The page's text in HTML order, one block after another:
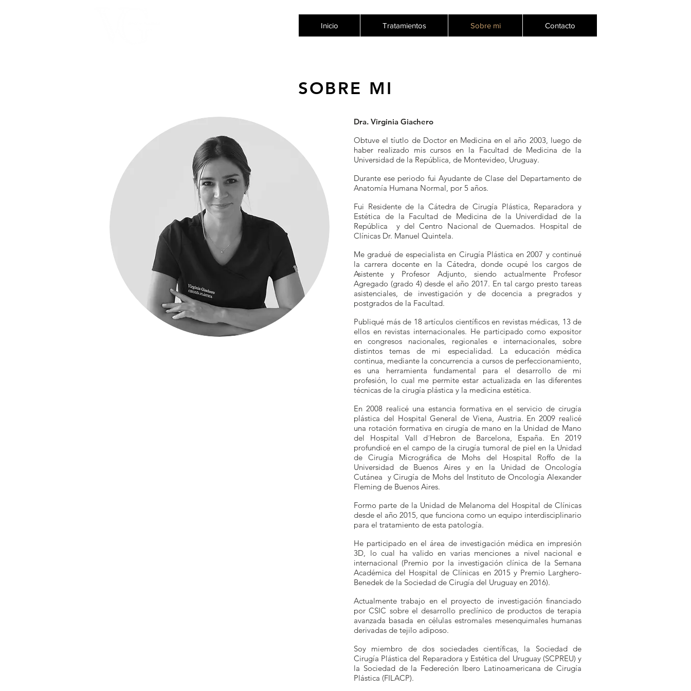
Inicio Tratamientos Sobre mi Contacto
SOBRE MI
Dra. Virginia Giachero
Obtuve el tíutlo de Doctor en Medicina en el año 2003, luego de
haber realizado mis cursos en la Facultad de Medicina de la
Universidad de la República, de Montevideo, Uruguay.
Durante ese periodo fui Ayudante de Clase del Departamento de
Anatomía Humana Normal, por 5 años.
Fui Residente de la Cátedra de Cirugía Plástica, Reparadora y
Estética de la Facultad de Medicina de la Univerdidad de la
República y del Centro Nacional de Quemados. Hospital de
Clínicas Dr. Manuel Quintela.
Me gradué de especialista en Cirugía Plástica en 2007 y continué
la carrera docente en la Cátedra, donde ocupé los cargos de
Asistente y Profesor Adjunto, siendo actualmente Profesor
Agregado (grado 4) desde el año 2017. En tal cargo presto tareas
asistenciales, de investigación y de docencia a pregrados y
postgrados de la Facultad.
Publiqué más de 18 artículos científicos en revistas médicas, 13 de
ellos en revistas internacionales. He participado como expositor
en congresos nacionales, regionales e internacionales, sobre
distintos temas de mi especialidad. La educación médica
continua, mediante la concurrencia a cursos de perfeccionamiento,
es una herramienta fundamental para el desarrollo de mi
profesión, lo cual me permite estar actualizada en las diferentes
técnicas de la cirugía plástica y la medicina estética.
En 2008 realicé una estancia formativa en el servicio de cirugía
plástica del Hospital General de Viena, Austria. En 2009 realicé
una rotación formativa en cirugía de mano en la Unidad de Mano
del Hospital Vall d´Hebron de Barcelona, España. En 2019
profundicé en el campo de la cirugía tumoral de piel en la Unidad
de Cirugía Micrográfica de Mohs del Hospital Roffo de la
Universidad de Buenos Aires y en la Unidad de Oncología
Cutánea y Cirugía de Mohs del Instituto de Oncología Alexander
Fleming de Buenos Aires.
Formo parte de la Unidad de Melanoma del Hospital de Clínicas
desde el año 2015, que funciona como un equipo interdisciplinario
para el tratamiento de esta patología.
He participado en el área de investigación médica en impresión
3D, lo cual ha valido en varias menciones a nivel nacional e
internacional (Premio por la investigación clínica de la Semana
Académica del Hospital de Clínicas en 2015 y Premio Larghero-
Benedek de la Sociedad de Cirugía del Uruguay en 2016).
Actualmente trabajo en el proyecto de investigación financiado
por CSIC sobre el desarrollo preclínico de productos de terapia
avanzada basada en células estromales mesenquimales humanas
derivadas de tejilo adiposo.
Soy miembro de dos sociedades científicas, la Sociedad de
Cirugía Plástica del Reparadora y Estética del Uruguay (SCPREU) y
la Sociedad de la Federeción Ibero Latinoamericana de Cirugía
Plástica (FILACP).